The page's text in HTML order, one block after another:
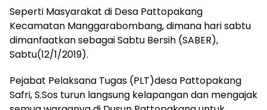
Seperti Masyarakat di Desa Pattopakang
Kecamatan Manggarabombang, dimana hari sabtu
dimanfaatkan sebagai Sabtu Bersih (SABER),
Sabtu(12/1/2019).
Pejabat Pelaksana Tugas (PLT)desa Pattopakang
Safri, S.Sos turun langsung kelapangan dan mengajak